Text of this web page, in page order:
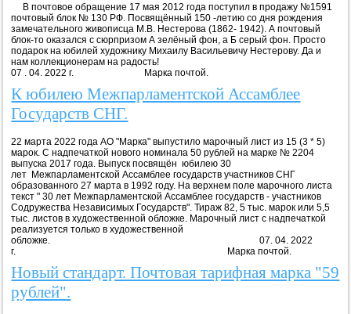
В почтовое обращение 17 мая 2012 года поступил в продажу №1591
почтовый блок № 130 РФ. Посвящённый 150 -летию со дня рождения
замечательного живописца М.В. Нестерова (1862- 1942). А почтовый
блок-то оказался с сюрпризом А зелёный фон, а Б серый фон. Просто
подарок на юбилей художнику Михаилу Васильевичу Нестерову. Да и
нам коллекционерам на радость!
07 . 04. 2022 г. Марка почтой.
К юбилею Межпарламентской Ассамблее
Государств СНГ.
22 марта 2022 года АО "Марка" выпустило марочный лист из 15 (3 * 5)
марок. С надпечаткой нового номинала 50 рублей на марке № 2204
выпуска 2017 года. Выпуск посвящён юбилею 30
лет Межпарламентской Ассамблее государств участников СНГ
образованного 27 марта в 1992 году. На верхнем поле марочного листа
текст " 30 лет Межпарламентской Ассамблее государств - участников
Содружества Независимых Государств". Тираж 82, 5 тыс. марок или 5,5
тыс. листов в художественной обложке. Марочный лист с надпечаткой
реализуется только в художественной
обложке. 07. 04. 2022
г. Марка почтой.
Новый стандарт. Почтовая тарифная марка "59
рублей".